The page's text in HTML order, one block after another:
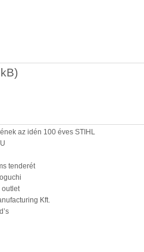
az idén 100 éves STIHL
tenderét
outlet
Kft.